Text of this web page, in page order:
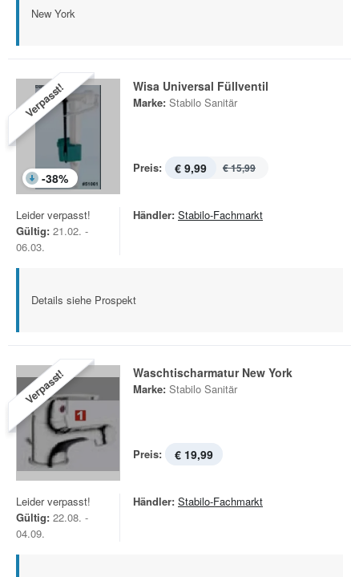
New York
Verpasst!
-38%
Wisa Universal Füllventil
Marke: Stabilo Sanitär
Preis: € 9,99 € 15,99
Leider verpasst!
Gültig: 21.02. -
06.03.
Händler: Stabilo-Fachmarkt
Details siehe Prospekt
Verpasst! Waschtischarmatur New York
Marke: Stabilo Sanitär
Preis: € 19,99
Leider verpasst!
Gültig: 22.08. -
04.09.
Händler: Stabilo-Fachmarkt